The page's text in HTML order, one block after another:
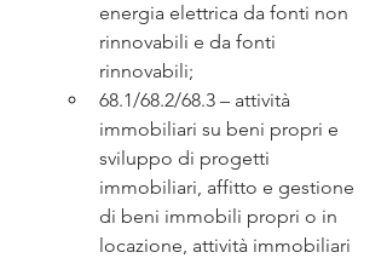
energia elettrica da fonti non
rinnovabili e da fonti
rinnovabili;
68.1/68.2/68.3 – attività
immobiliari su beni propri e
sviluppo di progetti
immobiliari, affitto e gestione
di beni immobili propri o in
locazione, attività immobiliari